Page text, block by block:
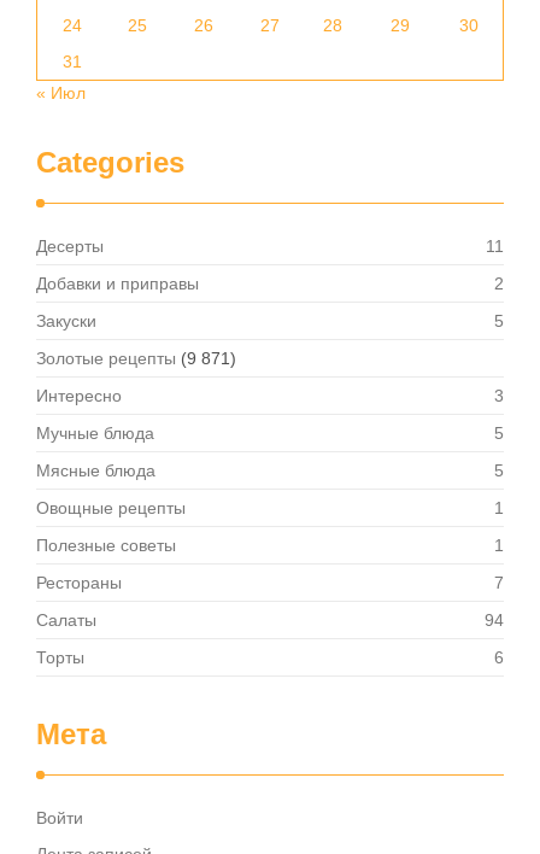
24
25 26 27 28 29
30
31
« Июл
Categories
Десерты
11
Добавки и приправы
2
Закуски
5
Золотые рецепты (9 871)
Интересно
3
Мучные блюда
5
Мясные блюда
5
Овощные рецепты
1
Полезные советы
1
Рестораны
7
Салаты
94
Торты
6
Мета
Войти